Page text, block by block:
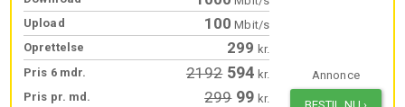
Upload
100 Mbit/s
Oprettelse
299 kr.
Pris 6 mdr.
2192 594 kr.
Pris pr. md.
299 99 kr.
Annonce